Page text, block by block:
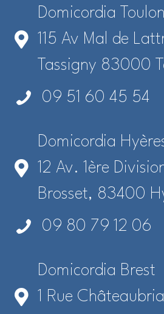
Domicordia Toulon
115 Av Mal de
Tassigny 83000
09 51 60 45 54
Domicordia
12 Av. 1ère
Brosset, 83400
09 80 79 12 06
Domicordia Brest
1 Rue